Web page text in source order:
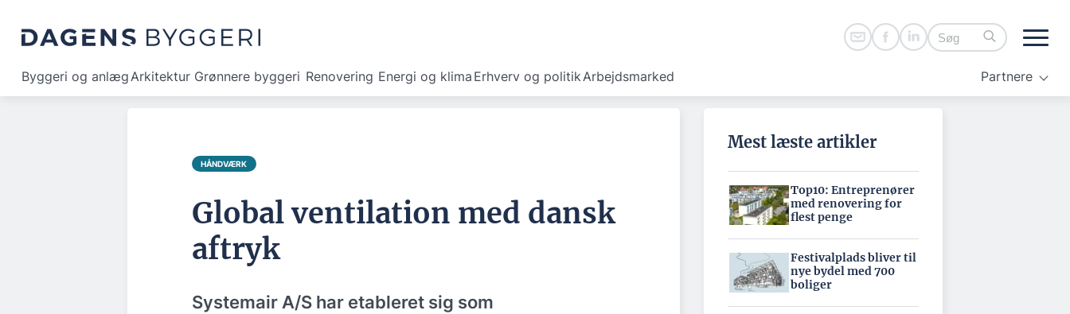
Byggeri og anlægArkitektur Grønnere byggeri Renovering Energi og klima Erhverv og politikArbejdsmarked Partnere
HÅNDVÆRK
Global ventilation med dansk
aftryk
Systemair A/S har etableret sig som
Mest læste artikler
Top10: Entreprenører
med renovering for
flest penge
Festivalplads bliver til
nye bydel med 700
boliger